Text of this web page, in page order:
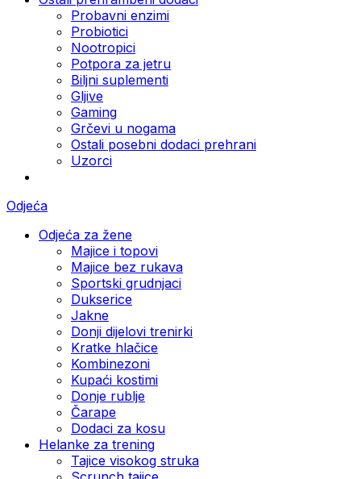
Probavni enzimi
Probiotici
Nootropici
Potpora za jetru
Biljni suplementi
Gljive
Gaming
Grčevi u nogama
Ostali posebni dodaci prehrani
Uzorci
Odjeća
Odjeća za žene
Majice i topovi
Majice bez rukava
Sportski grudnjaci
Dukserice
Jakne
Donji dijelovi trenirki
Kratke hlačice
Kombinezoni
Kupaći kostimi
Donje rublje
Čarape
Dodaci za kosu
Helanke za trening
Tajice visokog struka